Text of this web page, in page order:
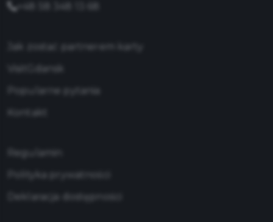
+48 58 348 13 68
Jak zostać partnerem karty
VisitGdansk
Popularne pytania
Regulamin
Polityka prywatności
Deklaracja dostępności